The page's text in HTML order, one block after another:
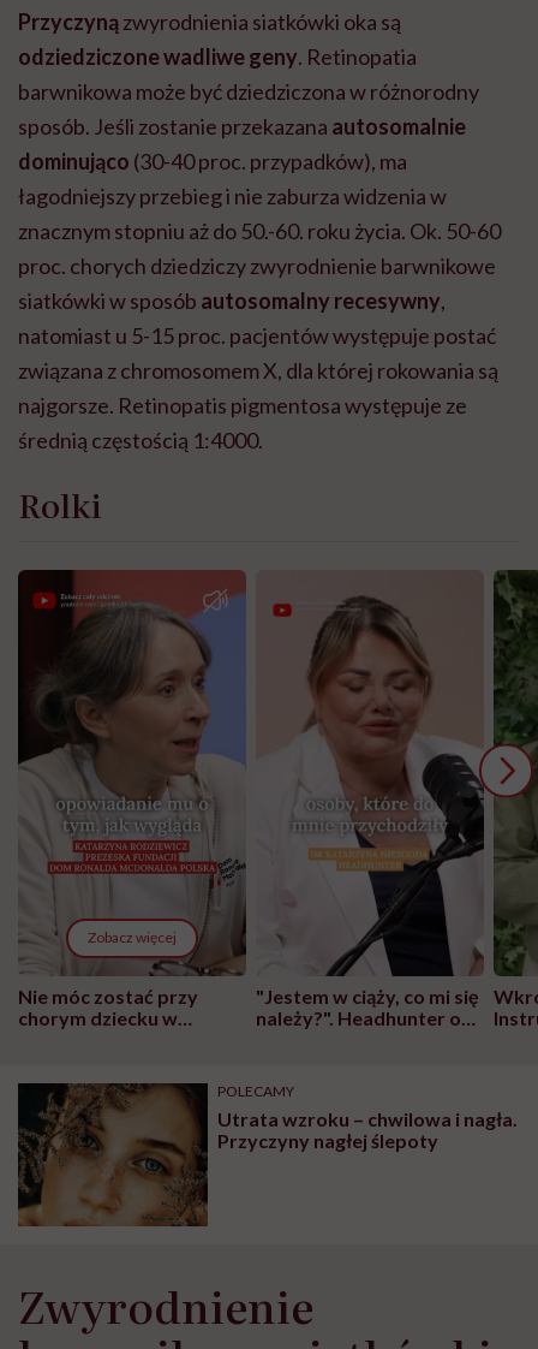
Przyczynązwyrodnienia siatkówki oka są
odziedziczone wadliwe geny. Retinopatia
barwnikowa może być dziedziczona w różnorodny
sposób. Jeśli zostanie przekazana autosomalnie
dominująco (30-40 proc. przypadków), ma
łagodniejszy przebieg i nie zaburza widzenia w
znacznym stopniu aż do 50.-60. roku życia. Ok. 50-60
proc. chorych dziedziczy zwyrodnienie barwnikowe
siatkówki w sposób autosomalny recesywny,
natomiast u 5-15 proc. pacjentów występuje postać
związana z chromosomem X, dla której rokowania są
najgorsze. Retinopatis pigmentosa występuje ze
średnią częstością 1:4000.
Rolki
Zobacz więcej
Nie móc zostać przy
chorym dziecku w
może chyba tylko
głupota i brak
wyobraźni"
"Jestem w ciąży, co mi się
należy?". Headhunter o
pracy
POLECAMY
Utrata wzroku – chwilowa i nagła.
Przyczyny nagłej ślepoty
Zwyrodnienie